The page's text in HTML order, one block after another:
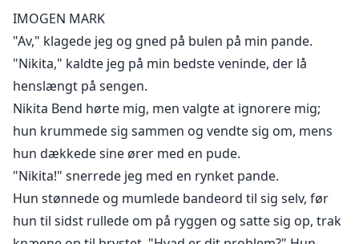
hendes hver bevægelse.
Efterhånden som deres arbejdsforhold skifter fra
fjendtlige sammenstød til stjålne blikke og ubestridelig
spænding, finder Imogen sig fanget mellem sin
stolthed og den uventede tiltrækning til en mand, hun
engang foragtede. Men Hames har sine egne planer,
og han er fast besluttet på at forme deres skæbner
sammen—uanset forhindringerne.
Vil Imogen overgive sig til den brændende kemi
IMOGEN MARK
"Av," klagede jeg og gned på bulen på min pande.
"Nikita," kaldte jeg på min bedste veninde, der lå
henslængt på sengen.
Nikita Bend hørte mig, men valgte at ignorere mig;
hun krummede sig sammen og vendte sig om, mens
hun dækkede sine ører med en pude.
"Nikita!" snerrede jeg med en rynket pande.
Hun stønnede og mumlede bandeord til sig selv, før
hun til sidst rullede om på ryggen og satte sig op, trak